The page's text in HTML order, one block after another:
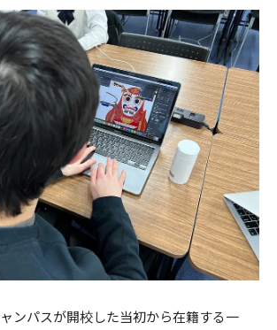
ンパスが開校した当初から在籍する一